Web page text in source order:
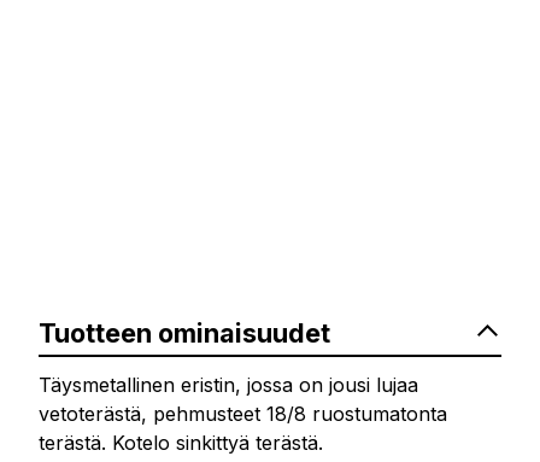
Tuotteen ominaisuudet
Täysmetallinen eristin, jossa on jousi lujaa
vetoterästä, pehmusteet 18/8 ruostumatonta
terästä. Kotelo sinkittyä terästä.